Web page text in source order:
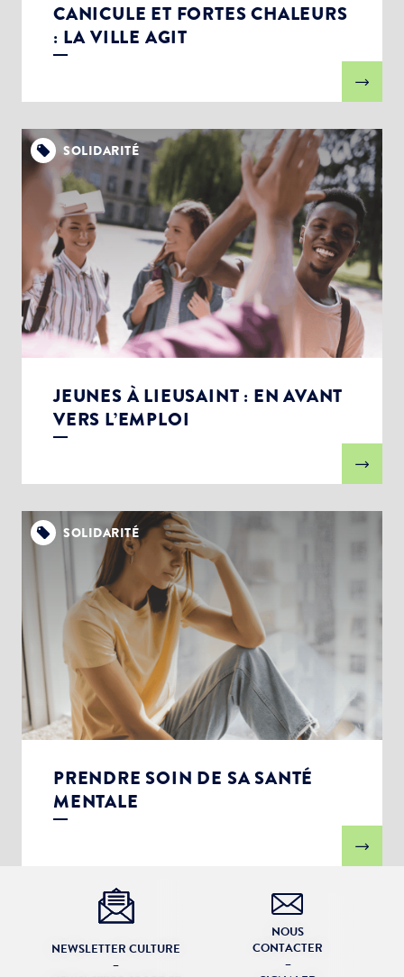
CANICULE ET FORTES CHALEURS
: LA VILLE AGIT
SOLIDARITÉ
JEUNES À LIEUSAINT : EN AVANT
VERS L’EMPLOI
SOLIDARITÉ
PRENDRE SOIN DE SA SANTÉ
MENTALE
NEWSLETTER CULTURE
–
NOUS
CONTACTER
–
Alertes Mail
Newsletter Culture